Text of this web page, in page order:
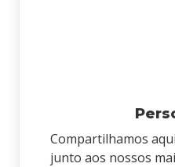
Compartilhamos
junto aos nossos